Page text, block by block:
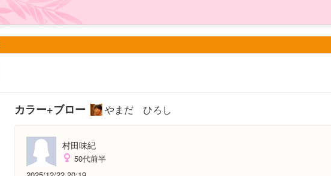
カラー+ブロー やまだ ひろし
村田味紀
50代前半